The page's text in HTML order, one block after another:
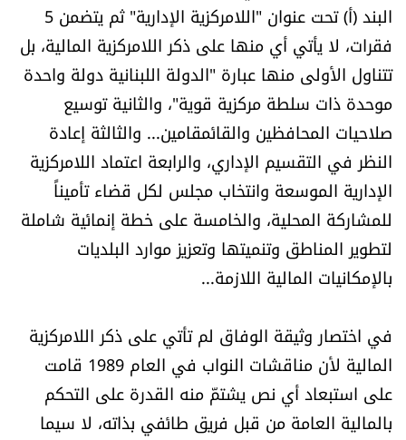
تحت المجهر
آراء
اقتصاد
العالم
الصحافة الإسرائيلية
ثقافة وفنون
فصل من كتاب
اقرأ تضحك
البند (أ) تحت عنوان "اللامركزية الإدارية" ثم يتضمن 5
فقرات، لا يأتي أي منها على ذكر اللامركزية المالية، بل
تتناول الأولى منها عبارة "الدولة اللبنانية دولة واحدة
موحدة ذات سلطة مركزية قوية"، والثانية توسيع
صلاحيات المحافظين والقائمقامين... والثالثة إعادة
النظر في التقسيم الإداري، والرابعة اعتماد اللامركزية
الإدارية الموسعة وانتخاب مجلس لكل قضاء تأميناً
للمشاركة المحلية، والخامسة على خطة إنمائية شاملة
لتطوير المناطق وتنميتها وتعزيز موارد البلديات
بالإمكانيات المالية اللازمة...
في اختصار وثيقة الوفاق لم تأتي على ذكر اللامركزية
المالية لأن مناقشات النواب في العام 1989 قامت
على استبعاد أي نص يشتمّ منه القدرة على التحكم
بالمالية العامة من قبل فريق طائفي بذاته، لا سيما